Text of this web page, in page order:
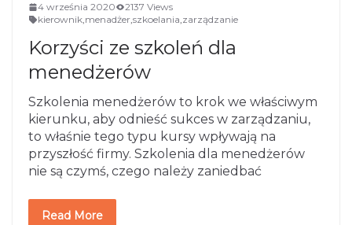
4 września 2020
2137 Views
kierownik,menadżer,szkoelania,zarządzanie
Korzyści ze szkoleń dla
menedżerów
Szkolenia menedżerów to krok we właściwym
kierunku, aby odnieść sukces w zarządzaniu,
to właśnie tego typu kursy wpływają na
przyszłość firmy. Szkolenia dla menedżerów
nie są czymś, czego należy zaniedbać
Read More